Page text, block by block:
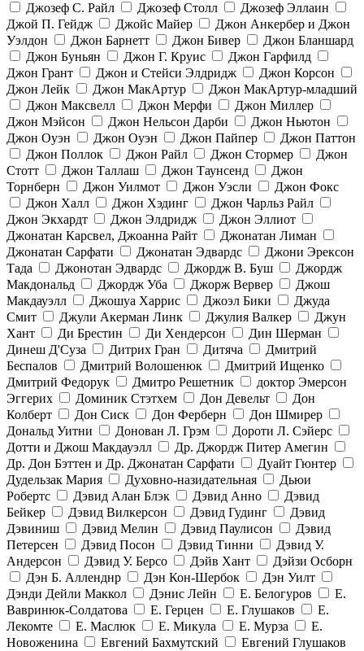
Джозеф С. Райл
Джозеф Столл
Джозеф Эллаин
Джой П. Гейдж
Джойс Майер
Джон Анкербер и Джон
Уэлдон
Джон Барнетт Джон Бивер
Джон Бланшард
Джон Буньян
Джон Г. Круис
Джон Гарфилд
Джон Грант
Джон и Стейси Элдридж
Джон Корсон
Джон Лейк
Джон МакАртур
Джон МакАртур-младший
Джон Максвелл
Джон Мерфи
Джон Миллер
Джон Мэйсон
Джон Нельсон Дарби
Джон Ньютон
Джон Оуэн
Джон Оуэн Джон Пайпер
Джон Паттон
Джон Поллок
Джон Райл Джон Стормер
Джон
Стотт
Джон Таллаш Джон Таунсенд
Джон
Торнберн
Джон Уилмот Джон Уэсли
Джон Фокс
Джон Халл
Джон Хэдинг
Джон Чарльз Райл
Джон Экхардт
Джон Элдридж
Джон Эллиот
Джонатан Карсвел, Джоанна Райт
Джонатан Лиман
Джонатан Сарфати
Джонатан Эдвардс
Джони Эрексон
Тада
Джонотан Эдвардс Джордж В. Буш
Джордж
Макдональд
Джордж Уба Джорж Вервер
Джош
Макдауэлл
Джошуа Харрис Джоэл Бики
Джуда
Смит
Джули Акерман Линк Джулия Валкер
Джун
Хант
Ди Брестин Ди Хендерсон
Дин Шерман
Динеш Д'Суза
Дитрих Гран Дитяча
Дмитрий
Беспалов
Дмитрий Волошенюк
Дмитрий Ищенко
Дмитрий Федорук
Дмитро Решетник
доктор Эмерсон
Эггерих
Доминик Стэтхем Дон Девельт
Дон
Колберт
Дон Сиск Дон Ферберн
Дон Шмирер
Дональд Уитни
Донован Л. Грэм
Дороти Л. Сэйерс
Дотти и Джош Макдауэлл
Др. Джордж Питер Амегин
Др. Дон Бэттен и Др. Джонатан Сарфати
Дуайт Гюнтер
Дудельзак Мария
Духовно-назидательная
Дьюи
Робертс
Дэвид Алан Блэк Дэвид Анно
Дэвид
Бейкер
Дэвид Вилкерсон Дэвид Гудинг
Дэвид
Дэвиниш
Дэвид Мелин Дэвид Паулисон
Дэвид
Петерсен
Дэвид Посон Дэвид Тинни
Дэвид У.
Андерсон
Дэвид У. Берсо Дэйв Хант
Дэйзи Осборн
Дэн Б. Алленднр
Дэн Кон-Шербок
Дэн Уилт
Дэнди Дейли Маккол
Дэнис Лейн Е. Белогуров
Е.
Вавринюк-Солдатова
Е. Герцен Е. Глушаков
Е.
Лекомте
Е. Маслюк Е. Микула Е. Мурза
Е.
Новоженина
Евгений Бахмутский
Евгений Глушаков